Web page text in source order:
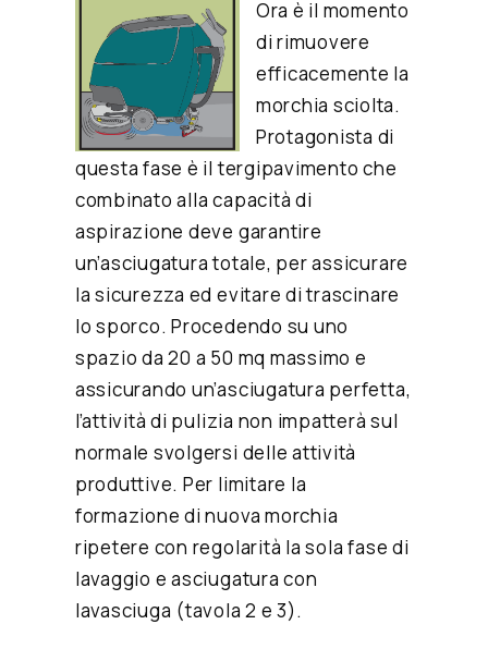
Ora è il momento
di rimuovere
efficacemente la
morchia sciolta.
Protagonista di
questa fase è il tergipavimento che
combinato alla capacità di
aspirazione deve garantire
un’asciugatura totale, per assicurare
la sicurezza ed evitare di trascinare
lo sporco. Procedendo su uno
spazio da 20 a 50 mq massimo e
assicurando un’asciugatura perfetta,
l’attività di pulizia non impatterà sul
normale svolgersi delle attività
produttive. Per limitare la
formazione di nuova morchia
ripetere con regolarità la sola fase di
lavaggio e asciugatura con
lavasciuga (tavola 2 e 3).